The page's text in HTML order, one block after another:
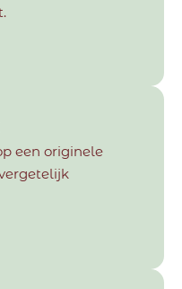
een originele